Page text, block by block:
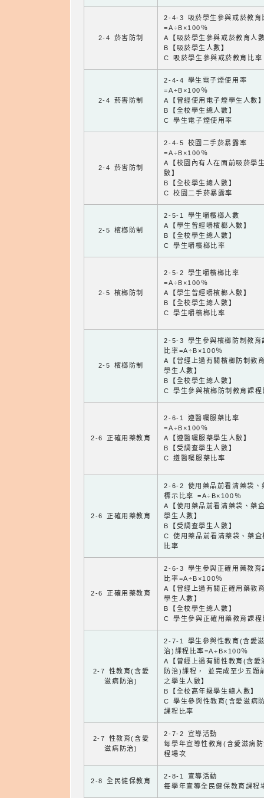
2-4 菸害防制
2-4-3 吸菸學生參與戒菸教育
=A÷B×100％
A【吸菸學生參與戒菸教育人
B【吸菸學生人數】
C 吸菸學生參與戒菸教育比率
2-4 菸害防制
2-4-4 學生電子煙使用率
=A÷B×100％
A【曾經使用電子煙學生人數
B【全校學生總人數】
C 學生電子煙使用率
2-4 菸害防制
2-4-5 校園二手菸暴露率
=A÷B×100％
A【校園內有人在面前吸菸學
數】
B【全校學生總人數】
C 校園二手菸暴露率
2-5 檳榔防制
2-5-1 學生嚼檳榔人數
A【學生曾經嚼檳榔人數】
B【全校學生總人數】
C 學生嚼檳榔比率
2-5 檳榔防制
2-5-2 學生嚼檳榔比率
=A÷B×100％
A【學生曾經嚼檳榔人數】
B【全校學生總人數】
C 學生嚼檳榔比率
2-5 檳榔防制
2-5-3 學生參與檳榔防制教育
比率=A÷B×100％
A【曾經上過有關檳榔防制教
學生人數】
B【全校學生總人數】
C 學生參與檳榔防制教育課程
2-6 正確用藥教育
2-6-1 遵醫囑服藥比率
=A÷B×100％
A【遵醫囑服藥學生人數】
B【受調查學生人數】
C 遵醫囑服藥比率
2-6 正確用藥教育
2-6-2 使用藥品前看清藥袋、
標示比率 =A÷B×100％
A【使用藥品前看清藥袋、藥
學生人數】
B【受調查學生人數】
C 使用藥品前看清藥袋、藥盒
比率
2-6 正確用藥教育
2-6-3 學生參與正確用藥教育
比率=A÷B×100％
A【曾經上過有關正確用藥教
學生人數】
B【全校學生總人數】
C 學生參與正確用藥教育課程
2-7 性教育(含愛
滋病防治)
2-7-1 學生參與性教育(含愛
治)課程比率=A÷B×100％
A【曾經上過有關性教育(含愛
防治)課程， 並完成至少五題
之學生人數】
B【全校高年級學生總人數】
C 學生參與性教育(含愛滋病
課程比率
2-7 性教育(含愛
滋病防治)
2-7-2 宣導活動
每學年宣導性教育(含愛滋病
程場次
2-8 全民健保教育
2-8-1 宣導活動
每學年宣導全民健保教育課程